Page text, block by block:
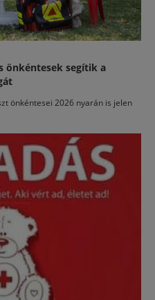
önkéntesek segítik a
önkéntesei 2026 nyarán is jelen